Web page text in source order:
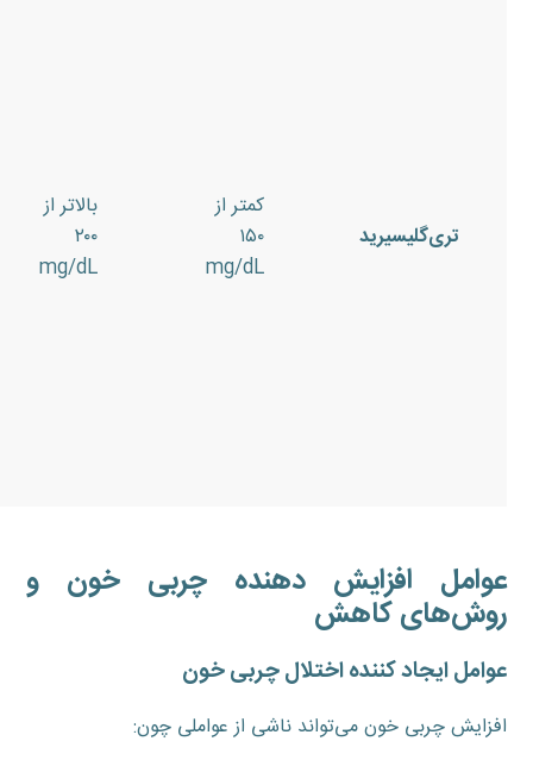
تری‌گلیسیرید
کمتر از
۱۵۰
mg/dL
بالاتر از
۲۰۰
mg/dL
عوامل افزایش دهنده چربی خون و
روش‌های کاهش
عوامل ایجاد کننده اختلال چربی خون
افزایش چربی خون می‌تواند ناشی از عواملی چون: